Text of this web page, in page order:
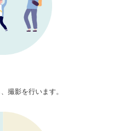
撮影を行います。